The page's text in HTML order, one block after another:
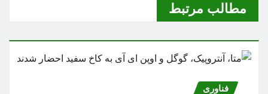
مطالب مرتبط
فناوری